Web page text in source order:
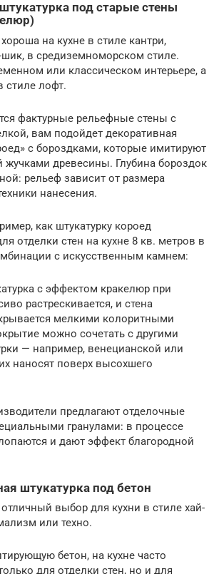
под старые стены
хороша на кухне в стиле кантри,
в средиземноморском стиле.
или классическом интерьере, а
стиле лофт.
фактурные рельефные стены с
вам подойдет декоративная
с бороздками, которые имитируют
жучками древесины. Глубина бороздок
рельеф зависит от размера
нанесения.
как штукатурку короед
отделки стен на кухне 8 кв. метров в
с искусственным камнем:
с эффектом кракелюр при
растрескивается, и стена
мелкими колоритными
можно сочетать с другими
— например, венецианской или
наносят поверх высохшего
предлагают отделочные
гранулами: в процессе
и дают эффект благородной
штукатурка под бетон
отличный выбор для кухни в стиле хай-
или техно.
бетон, на кухне часто
для отделки стен, но и для